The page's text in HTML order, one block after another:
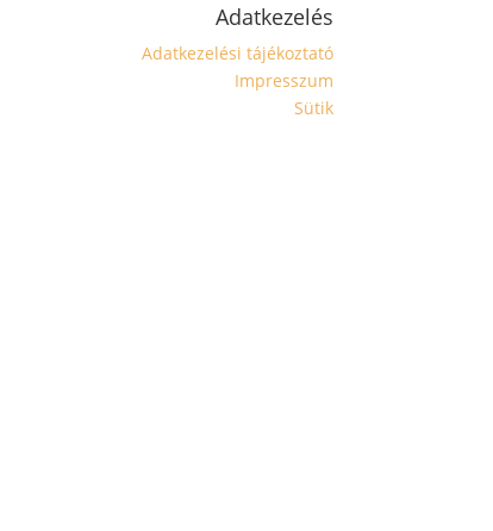
Adatkezelés
Adatkezelési tájékoztató
Impresszum
Sütik